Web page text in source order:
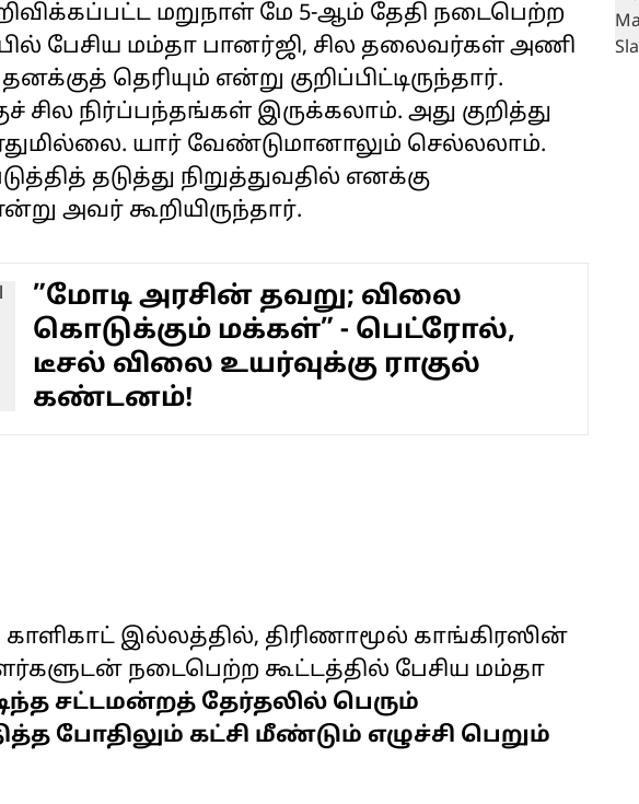
மறுநாள் மே 5-ஆம் தேதி நடைபெற்ற
பேசிய மம்தா பானர்ஜி, சில தலைவர்கள் அணி
தெரியும் என்று குறிப்பிட்டிருந்தார்.
சில நிர்ப்பந்தங்கள் இருக்கலாம். அது குறித்து
யார் வேண்டுமானாலும் செல்லலாம்.
தடுத்து நிறுத்துவதில் எனக்கு
அவர் கூறியிருந்தார்.
”மோடி அரசின் தவறு; விலை
கொடுக்கும் மக்கள்” - பெட்ரோல்,
டீசல் விலை உயர்வுக்கு ராகுல்
கண்டனம்!
இல்லத்தில், திரிணாமூல் காங்கிரஸின்
நடைபெற்ற கூட்டத்தில் பேசிய மம்தா
சட்டமன்றத் தேர்தலில் பெரும்
போதிலும் கட்சி மீண்டும் எழுச்சி பெறும்